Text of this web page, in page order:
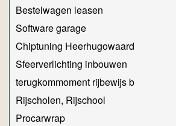
Bestelwagen leasen
Software garage
Chiptuning Heerhugowaard
Sfeerverlichting inbouwen
terugkommoment rijbewijs b
Rijscholen, Rijschool
Procarwrap